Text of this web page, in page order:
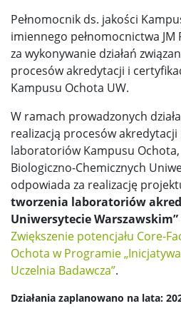
Pełnomocnik ds. jakości
imiennego pełnomocnictwa
za wykonywanie działań
procesów akredytacji i
Kampusu Ochota UW.
W ramach prowadzonych
realizacją procesów
laboratoriów Kampusu
Biologiczno-Chemicznych
odpowiada za realizację
tworzenia laboratoriów
Uniwersytecie Warszawskim”
Zwiększenie potencjału Core-
Ochota w Programie
Uczelnia Badawcza”.
Działania zaplanowano na lata: